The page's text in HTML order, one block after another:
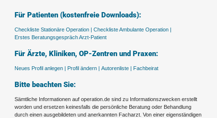
Für Patienten (kostenfreie Downloads):
Checkliste Stationäre Operation | Checkliste Ambulante Operation |
Erstes Beratungsgespräch Arzt-Patient
Für Ärzte, Kliniken, OP-Zentren und Praxen:
Neues Profil anlegen | Profil ändern | Autorenliste | Fachbeirat
Bitte beachten Sie:
Sämtliche Informationen auf operation.de sind zu Informationszwecken erstellt
worden und ersetzen keinesfalls die persönliche Beratung oder Behandlung
durch einen ausgebildeten und anerkannten Facharzt. Von einer eigenständigen